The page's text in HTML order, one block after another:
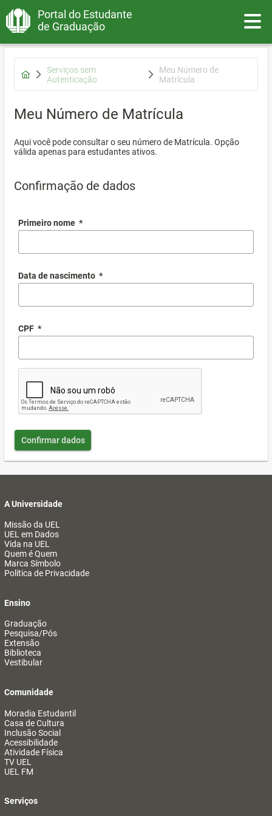
Portal do Estudante
de Graduação
Serviços sem
Autenticação
Meu Número de
Matrícula
Meu Número de Matrícula
Aqui você pode consultar o seu número de Matrícula. Opção
válida apenas para estudantes ativos.
Confirmação de dados
Primeiro nome *
Data de nascimento *
CPF *
Confirmar dados
A Universidade
Missão da UEL
UEL em Dados
Vida na UEL
Quem é Quem
Marca Símbolo
Política de Privacidade
Ensino
Graduação
Pesquisa/Pós
Extensão
Biblioteca
Vestibular
Comunidade
Moradia Estudantil
Casa de Cultura
Inclusão Social
Acessibilidade
Atividade Física
TV UEL
UEL FM
Serviços